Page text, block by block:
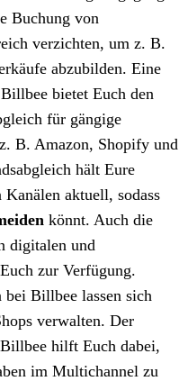
Buchung von
verzichten, um z. B.
abzubilden. Eine
bietet Euch den
für gängige
B. Amazon, Shopify und
hält Eure
Kanälen aktuell, sodass
könnt. Auch die
digitalen und
zur Verfügung.
Billbee lassen sich
verwalten. Der
hilft Euch dabei,
im Multichannel zu